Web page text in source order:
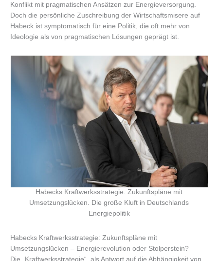
Konflikt mit pragmatischen Ansätzen zur Energieversorgung.
Doch die persönliche Zuschreibung der Wirtschaftsmisere auf
Habeck ist symptomatisch für eine Politik, die oft mehr von
Ideologie als von pragmatischen Lösungen geprägt ist.
Habecks Kraftwerksstrategie: Zukunftspläne mit
Umsetzungslücken. Die große Kluft in Deutschlands
Energiepolitik
Habecks Kraftwerksstrategie: Zukunftspläne mit
Umsetzungslücken – Energierevolution oder Stolperstein?
Die „Kraftwerksstrategie“, als Antwort auf die Abhängigkeit von